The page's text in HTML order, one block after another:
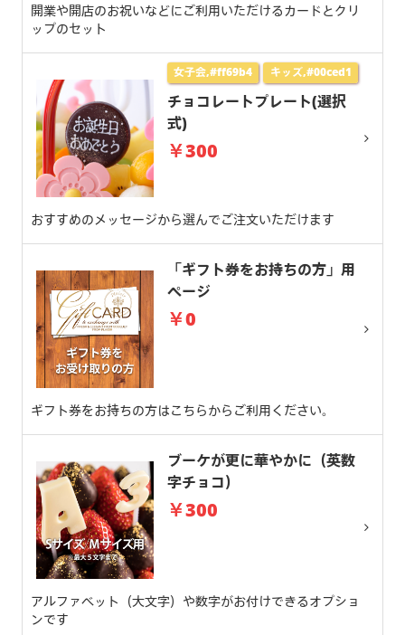
開業や開店のお祝いなどにご利用いただけるカードとクリ
ップのセット
女子会,#ff69b4 キッズ,#00ced1
チョコレートプレート(選択
式)
￥300
おすすめのメッセージから選んでご注文いただけます
「ギフト券をお持ちの方」用
ページ
￥0
ギフト券をお持ちの方はこちらからご利用ください。
ブーケが更に華やかに（英数
字チョコ）
￥300
アルファベット（大文字）や数字がお付けできるオプショ
ンです